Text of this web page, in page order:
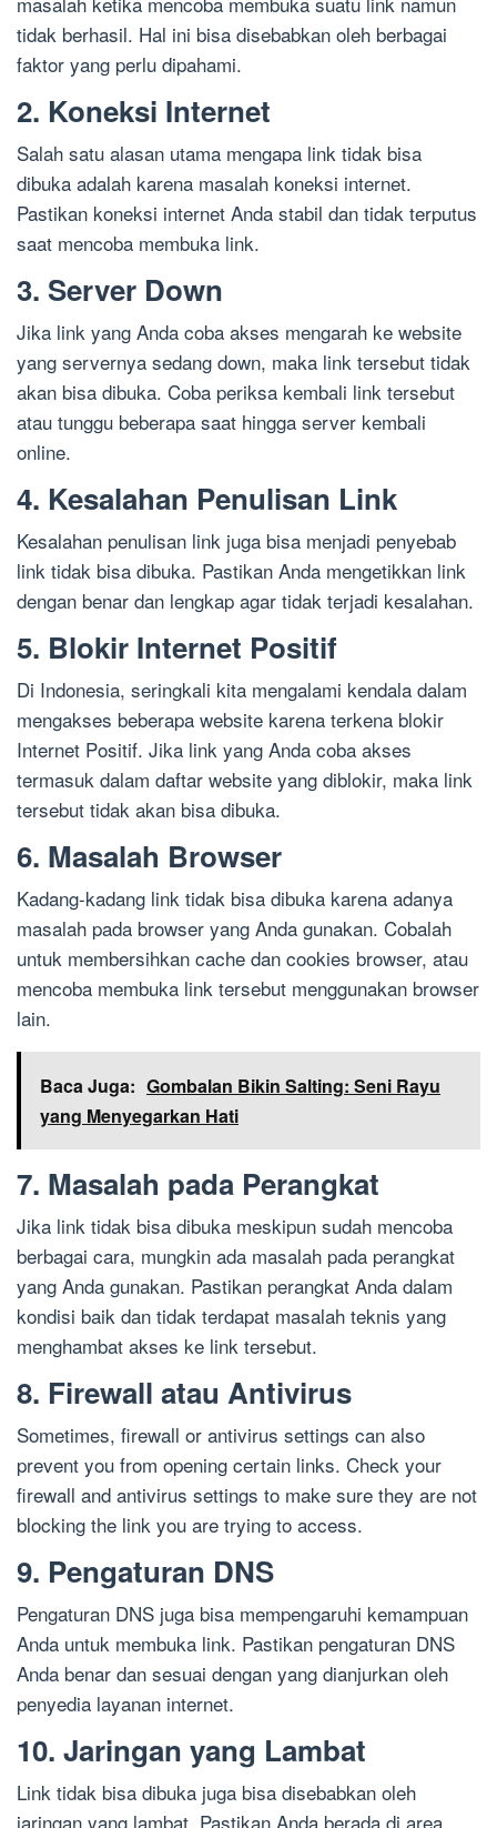
tidak berhasil. Hal ini bisa disebabkan oleh berbagai
faktor yang perlu dipahami.
2. Koneksi Internet
Salah satu alasan utama mengapa link tidak bisa
dibuka adalah karena masalah koneksi internet.
Pastikan koneksi internet Anda stabil dan tidak terputus
saat mencoba membuka link.
3. Server Down
Jika link yang Anda coba akses mengarah ke website
yang servernya sedang down, maka link tersebut tidak
akan bisa dibuka. Coba periksa kembali link tersebut
atau tunggu beberapa saat hingga server kembali
online.
4. Kesalahan Penulisan Link
Kesalahan penulisan link juga bisa menjadi penyebab
link tidak bisa dibuka. Pastikan Anda mengetikkan link
dengan benar dan lengkap agar tidak terjadi kesalahan.
5. Blokir Internet Positif
Di Indonesia, seringkali kita mengalami kendala dalam
mengakses beberapa website karena terkena blokir
Internet Positif. Jika link yang Anda coba akses
termasuk dalam daftar website yang diblokir, maka link
tersebut tidak akan bisa dibuka.
6. Masalah Browser
Kadang-kadang link tidak bisa dibuka karena adanya
masalah pada browser yang Anda gunakan. Cobalah
untuk membersihkan cache dan cookies browser, atau
mencoba membuka link tersebut menggunakan browser
lain.
Baca Juga: Gombalan Bikin Salting: Seni Rayu
yang Menyegarkan Hati
7. Masalah pada Perangkat
Jika link tidak bisa dibuka meskipun sudah mencoba
berbagai cara, mungkin ada masalah pada perangkat
yang Anda gunakan. Pastikan perangkat Anda dalam
kondisi baik dan tidak terdapat masalah teknis yang
menghambat akses ke link tersebut.
8. Firewall atau Antivirus
Sometimes, firewall or antivirus settings can also
prevent you from opening certain links. Check your
firewall and antivirus settings to make sure they are not
blocking the link you are trying to access.
9. Pengaturan DNS
Pengaturan DNS juga bisa mempengaruhi kemampuan
Anda untuk membuka link. Pastikan pengaturan DNS
Anda benar dan sesuai dengan yang dianjurkan oleh
penyedia layanan internet.
10. Jaringan yang Lambat
Link tidak bisa dibuka juga bisa disebabkan oleh
jaringan yang lambat. Pastikan Anda berada di area